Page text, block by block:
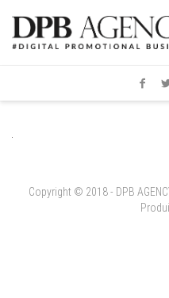
Copyright © 2018 - DPB